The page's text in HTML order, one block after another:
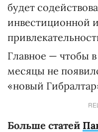
будет
инвестиционной
Главное — чтобы
месяцы не
«новый
Больше статей